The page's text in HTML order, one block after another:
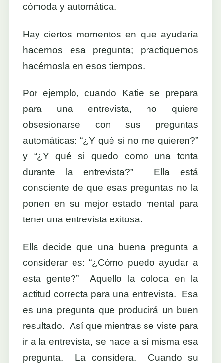
cómoda y automática.
Hay ciertos momentos en que ayudaría
hacernos esa pregunta; practiquemos
hacérnosla en esos tiempos.
Por ejemplo, cuando Katie se prepara
para una entrevista, no quiere
obsesionarse con sus preguntas
automáticas: “¿Y qué si no me quieren?”
y “¿Y qué si quedo como una tonta
durante la entrevista?” Ella está
consciente de que esas preguntas no la
ponen en su mejor estado mental para
tener una entrevista exitosa.
Ella decide que una buena pregunta a
considerar es: “¿Cómo puedo ayudar a
esta gente?” Aquello la coloca en la
actitud correcta para una entrevista. Esa
es una pregunta que producirá un buen
resultado. Así que mientras se viste para
ir a la entrevista, se hace a sí misma esa
pregunta. La considera. Cuando su